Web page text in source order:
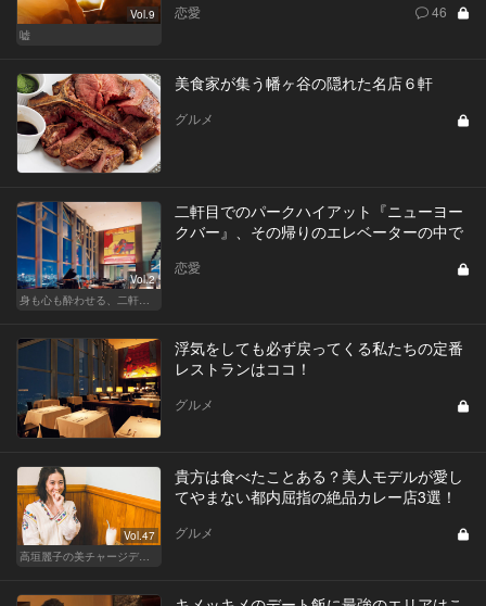
Vol.9
嘘
恋愛 46
美食家が集う幡ヶ谷の隠れた名店６軒
グルメ
Vol.2
身も心も酔わせる、二軒目の切り札
二軒目でのパークハイアット『ニューヨー
クバー』、その帰りのエレベーターの中で
恋愛
浮気をしても必ず戻ってくる私たちの定番
レストランはココ！
グルメ
Vol.47
高垣麗子の美チャージディナー
貴方は食べたことある？美人モデルが愛し
てやまない都内屈指の絶品カレー店3選！
グルメ